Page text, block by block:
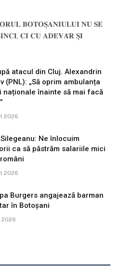
𝐁𝐎𝐓𝐎𝐒̦𝐀𝐍𝐈𝐔𝐋𝐔𝐈 𝐍𝐔 𝐒𝐄
𝐂𝐈 𝐂𝐔 𝐀𝐃𝐄𝐕𝐀̆𝐑 𝐒̦𝐈
atacul din Cluj. Alexandrin
(PNL): „Să oprim ambulanța
naționale înainte să mai facă
2026
Ne înlocuim
ca să păstrăm salariile mici
2026
Burgers angajează barman
în Botoșani
2026